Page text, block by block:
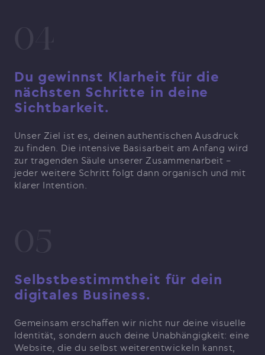
Du gewinnst Klarheit für die
nächsten Schritte in deine
Sichtbarkeit.
Unser Ziel ist es, deinen authentischen Ausdruck
zu finden. Die intensive Basisarbeit am Anfang wird
zur tragenden Säule unserer Zusammenarbeit –
jeder weitere Schritt folgt dann organisch und mit
klarer Intention.
Selbstbestimmtheit für dein
digitales Business.
Gemeinsam erschaffen wir nicht nur deine visuelle
Identität, sondern auch deine Unabhängigkeit: eine
Website, die du selbst weiterentwickeln kannst,